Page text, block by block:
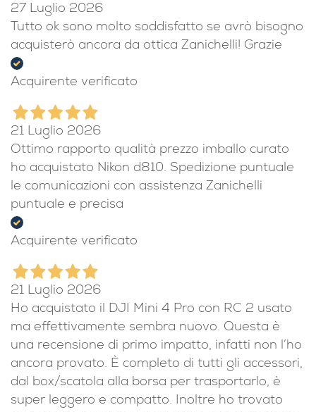
27 Luglio 2026
Tutto ok sono molto soddisfatto se avrò bisogno
acquisterò ancora da ottica Zanichelli! Grazie
Acquirente verificato
21 Luglio 2026
Ottimo rapporto qualità prezzo imballo curato
ho acquistato Nikon d810. Spedizione puntuale
le comunicazioni con assistenza Zanichelli
puntuale e precisa
Acquirente verificato
21 Luglio 2026
Ho acquistato il DJI Mini 4 Pro con RC 2 usato
ma effettivamente sembra nuovo. Questa è
una recensione di primo impatto, infatti non l’ho
ancora provato. È completo di tutti gli accessori,
dal box/scatola alla borsa per trasportarlo, è
super leggero e compatto. Inoltre ho trovato